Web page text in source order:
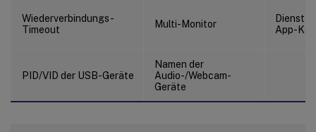
Wiederverbindungs-
Timeout
Multi-Monitor
Dienst
App-
PID/VID der USB-Geräte
Namen der
Audio-/Webcam-
Geräte